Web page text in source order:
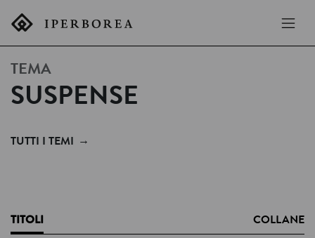
TEMA
SUSPENSE
TUTTI I TEMI →
TITOLI COLLANE